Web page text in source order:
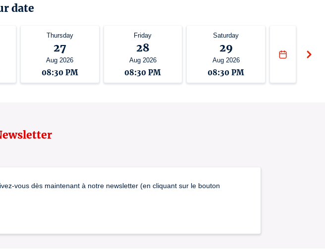
date
Thursday
27
Aug 2026
08:30 PM
Friday
28
Aug 2026
08:30 PM
Saturday
29
Aug 2026
08:30 PM
vous dès maintenant à notre newsletter (en cliquant sur le bouton